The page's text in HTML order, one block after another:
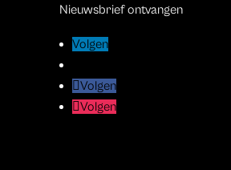
Nieuwsbrief ontvangen
Volgen
Volgen
Volgen